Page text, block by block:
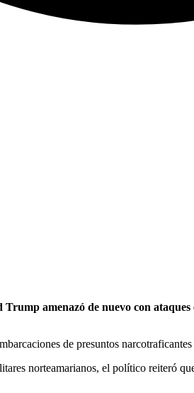
amenazó de nuevo con
de presuntos narcotraficantes
norteamarianos, el político reiteró